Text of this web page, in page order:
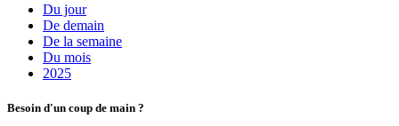
Du jour
De demain
De la semaine
Du mois
2025
Besoin d'un coup de main ?